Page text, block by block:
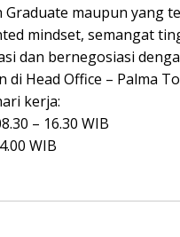
maupun yang
mindset, semangat
dan bernegosiasi
di Head Office – Palma
kerja:
– 16.30 WIB
WIB